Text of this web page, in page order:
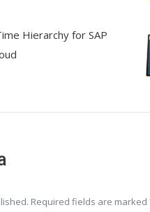
Hierarchy for SAP
Required fields are marked